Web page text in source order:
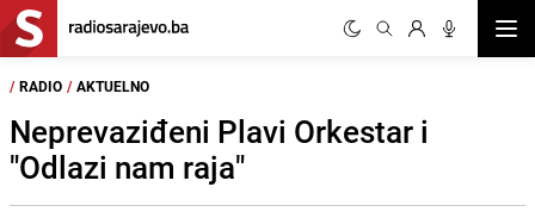
/ RADIO / AKTUELNO
Neprevaziđeni Plavi Orkestar i
"Odlazi nam raja"